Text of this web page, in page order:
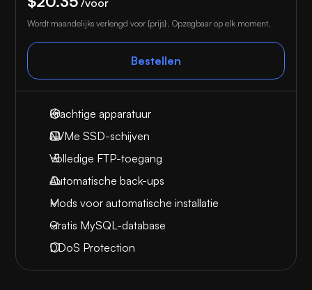
Wordt maandelijks verlengd voor {prijs}. Opzegbaar op elk moment.
Bestellen
Krachtige apparatuur
NVMe SSD-schijven
Volledige FTP-toegang
Automatische back-ups
Mods voor automatische installatie
Gratis MySQL-database
DDoS Protection